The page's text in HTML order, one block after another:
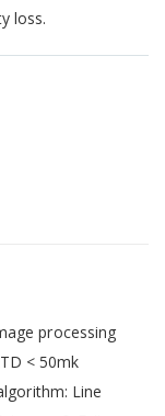
loss.
processing
< 50mk
Line